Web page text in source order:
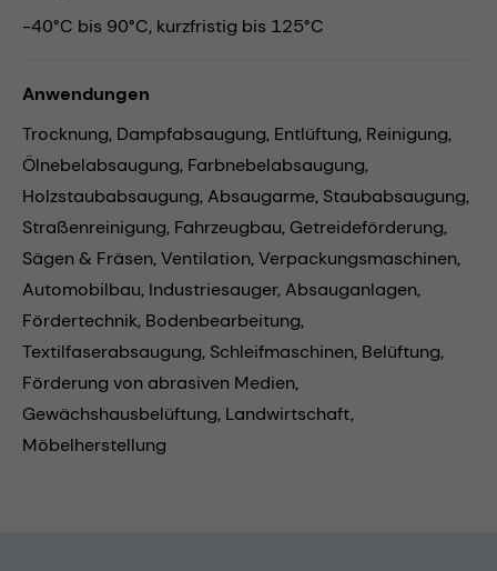
-40°C bis 90°C, kurzfristig bis 125°C
Anwendungen
Trocknung, Dampfabsaugung, Entlüftung, Reinigung,
Ölnebelabsaugung, Farbnebelabsaugung,
Holzstaubabsaugung,Absaugarme, Staubabsaugung,
Straßenreinigung, Fahrzeugbau, Getreideförderung,
Sägen & Fräsen,Ventilation,Verpackungsmaschinen,
Automobilbau, Industriesauger,Absauganlagen,
Fördertechnik, Bodenbearbeitung,
Textilfaserabsaugung, Schleifmaschinen, Belüftung,
Förderung von abrasiven Medien,
Gewächshausbelüftung, Landwirtschaft,
Möbelherstellung